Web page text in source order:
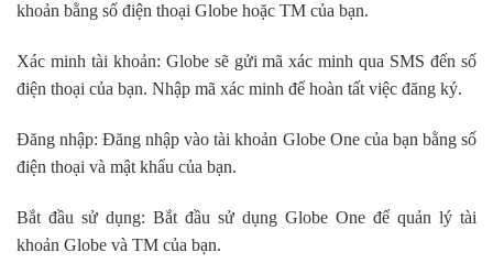
khoản bằng số điện thoại Globe hoặc TM của bạn.
Xác minh tài khoản: Globe sẽ gửi mã xác minh qua SMS đến số
điện thoại của bạn. Nhập mã xác minh để hoàn tất việc đăng ký.
Đăng nhập: Đăng nhập vào tài khoản Globe One của bạn bằng số
điện thoại và mật khẩu của bạn.
Bắt đầu sử dụng: Bắt đầu sử dụng Globe One để quản lý tài
khoản Globe và TM của bạn.